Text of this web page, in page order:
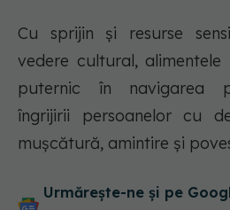
Cu sprijin și resurse
vedere cultural,
puternic în navigarea
îngrijirii persoanelor cu
mușcătură, amintire și
Urmărește-ne și pe